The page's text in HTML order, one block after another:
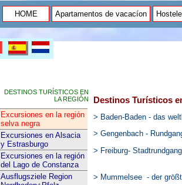
HOME Apartamentos de vacacíon
DESTINOS TURÍSTICOS EN
LA REGIÓN
Excursiones en la región
selva negra
Excursiones en Alsacia
y Estrasburgo
Excursiones en la región
del Lago de Constanza
Ausflugsziele Region
Destinos Turísticos
> Baden-Baden - das
> Gengenbach -
> Freiburg- Stadtrundgang
> Mummelsee - der